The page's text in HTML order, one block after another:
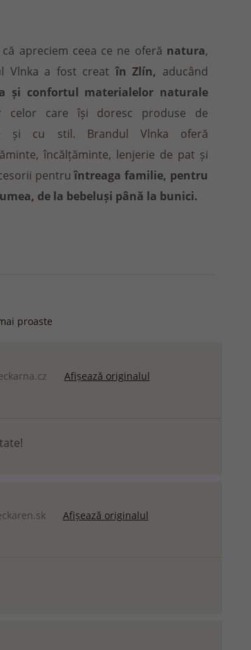
apreciem ceea ce ne oferă natura,
Vlnka a fost creatîn Zlín, aducând
și confortul materialelor naturale
celor care își doresc produse de
și cu stil. Brandul Vlnka oferă
încălțăminte, lenjerie de pat și
pentruîntreaga familie, pentru
de la bebeluși până la bunici.
proaste
Afișează originalul
Afișează originalul